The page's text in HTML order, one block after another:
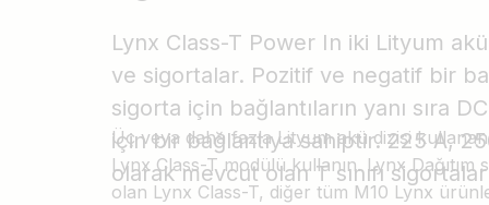
Lynx Class-T Power In iki Lityum
ve sigortalar. Pozitif ve negatif bir
sigorta için bağlantıların yanı sıra
için bir bağlantıya sahiptir. 225 A,
olarak mevcut olan T sınıfı sigortalar
Üç veya daha fazla Lityum akü dizisi
Lynx Class-T modülü kullanın. Lynx Dağıtım
olan Lynx Class-T, diğer tüm M10 Lynx